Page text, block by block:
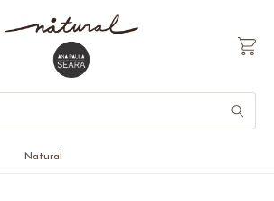
Natural